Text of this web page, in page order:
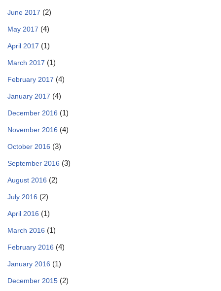
June 2017 (2)
May 2017 (4)
April 2017 (1)
March 2017 (1)
February 2017 (4)
January 2017 (4)
December 2016 (1)
November 2016 (4)
October 2016 (3)
September 2016 (3)
August 2016 (2)
July 2016 (2)
April 2016 (1)
March 2016 (1)
February 2016 (4)
January 2016 (1)
December 2015 (2)